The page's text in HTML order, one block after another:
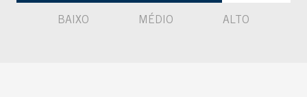
BAIXO MÉDIO ALTO